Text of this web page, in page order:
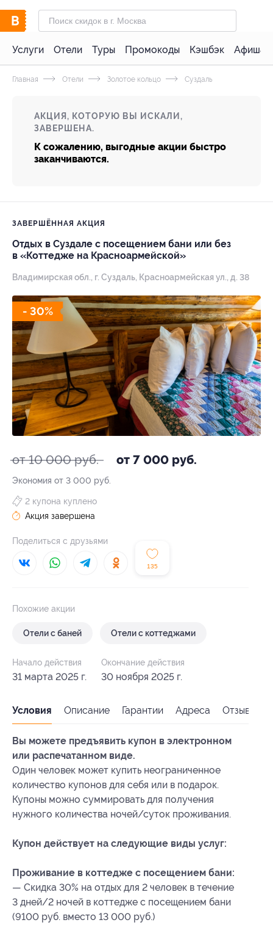
Услуги Отели Туры Промокоды Кэшбэк Афиша
Главная Отели Золотое кольцо Суздаль
АКЦИЯ, КОТОРУЮ ВЫ ИСКАЛИ,
ЗАВЕРШЕНА.
К сожалению, выгодные акции быстро
заканчиваются.
ЗАВЕРШЁННАЯ АКЦИЯ
Отдых в Суздале с посещением бани или без
в «Коттедже на Красноармейской»
Владимирская обл., г. Суздаль, Красноармейская ул., д. 38
- 30%
от 10 000 руб. от 7 000 руб.
Экономия от 3 000 руб.
135
2 купона куплено
Акция завершена
Поделиться с друзьями
Похожие акции
Отели с баней Отели с коттеджами
Начало действия
31 марта 2025 г.
Окончание действия
30 ноября 2025 г.
Условия Описание Гарантии Адреса Отзывы
Вы можете предъявить купон в электронном
или распечатанном виде.
Один человек может купить неограниченное
количество купонов для себя или в подарок.
Купоны можно суммировать для получения
нужного количества ночей/суток проживания.
Купон действует на следующие виды услуг:
Проживание в коттедже с посещением бани:
— Скидка 30% на отдых для 2 человек в течение
3 дней/2 ночей в коттедже с посещением бани
(9100 руб. вместо 13 000 руб.)